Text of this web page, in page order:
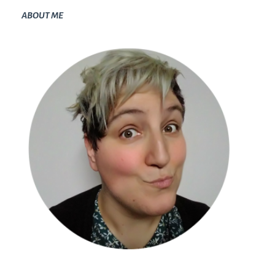
ABOUT ME